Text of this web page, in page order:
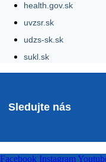
health.gov.sk
uvzsr.sk
udzs-sk.sk
sukl.sk
Sledujte nás
Facebook Instagram